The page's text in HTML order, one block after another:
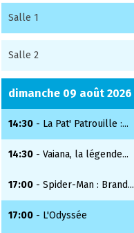
Salle 1
Salle 2
dimanche 09 août 2026
14:30 - La Pat' Patrouille :...
14:30 - Vaiana, la légende...
17:00 - Spider-Man : Brand...
17:00 - L'Odyssée